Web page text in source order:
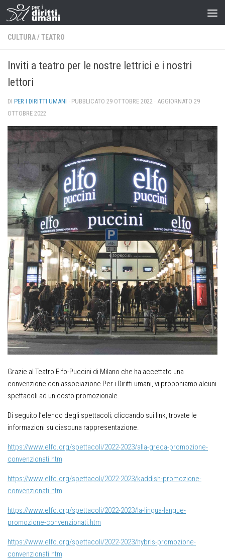
CULTURA/ TEATRO
Inviti a teatro per le nostre lettrici e i nostri
lettori
DI PER I DIRITTI UMANI · PUBBLICATO 29 OTTOBRE 2022 · AGGIORNATO 29
OTTOBRE 2022
Grazie al Teatro Elfo-Puccini di Milano che ha accettato una
convenzione con associazione Per i Diritti umani, vi proponiamo alcuni
spettacoli ad un costo promozionale.
Di seguito l’elenco degli spettacoli; cliccando sui link, trovate le
informazioni su ciascuna rappresentazione.
https://www.elfo.org/spettacoli/2022-2023/alla-greca-promozione-
convenzionati.htm
https://www.elfo.org/spettacoli/2022-2023/kaddish-promozione-
convenzionati.htm
https://www.elfo.org/spettacoli/2022-2023/la-lingua-langue-
promozione-convenzionati.htm
https://www.elfo.org/spettacoli/2022-2023/hybris-promozione-
convenzionati.htm